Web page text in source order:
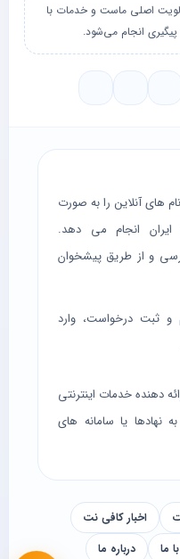
اصلی ماست و خدمات با
انجام می‌شود.
های آنلاین را به صورت
ایران انجام می دهد.
و از طریق پیشخوان
و ثبت درخواست، وارد
دهنده خدمات اینترنتی
یا سامانه های
اخبار کافی نت
ما درباره ما